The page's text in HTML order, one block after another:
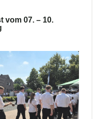
vom 07. – 10.